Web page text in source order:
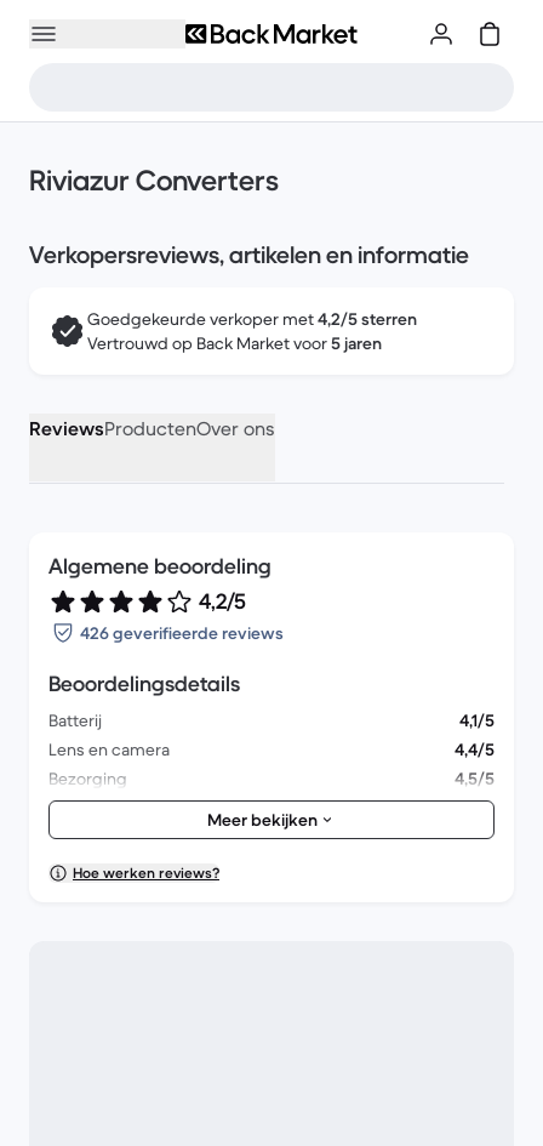
Riviazur Converters
Verkopersreviews, artikelen en informatie
Goedgekeurde verkoper met4,2/5 sterren
Vertrouwd op Back Market voor5 jaren
ReviewsProductenOver ons
Algemene beoordeling
4,2/5
426 geverifieerde reviews
Beoordelingsdetails
Batterij
4,1/5
Lens en camera
4,4/5
Bezorging
4,5/5
Accessoires
4/5
Verpakking
4,3/5
Algemene prestaties
Meer bekijken
Hoe werken reviews?